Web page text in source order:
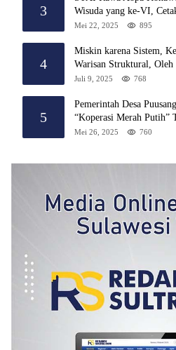
3
Wisuda yang ke-VI,
Mei 22, 2025 895
4
Miskin karena Sistem,
Warisan Struktural,
Ackrillah,S.Sos.,M.A.P
Juli 9, 2025 768
5
Pemerintah Desa
“Koperasi Merah Putih”
Presiden Prabowo
Mei 26, 2025 760